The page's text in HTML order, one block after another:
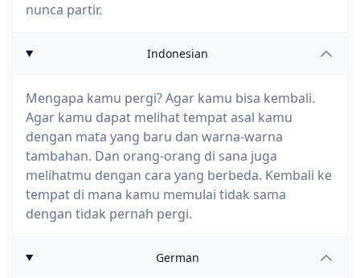
nunca partir.
Indonesian
Mengapa kamu pergi? Agar kamu bisa kembali.
Agar kamu dapat melihat tempat asal kamu
dengan mata yang baru dan warna-warna
tambahan. Dan orang-orang di sana juga
melihatmu dengan cara yang berbeda. Kembali ke
tempat di mana kamu memulai tidak sama
dengan tidak pernah pergi.
German